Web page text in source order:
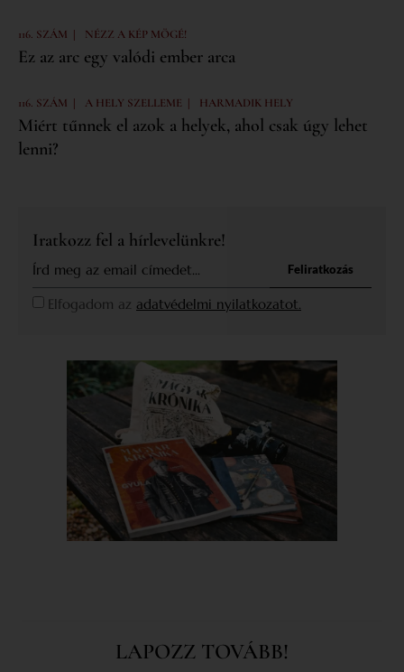
116. SZÁM | NÉZZ A KÉP MÖGÉ!
Ez az arc egy valódi ember arca
116. SZÁM | A HELY SZELLEME | HARMADIK HELY
Miért tűnnek el azok a helyek, ahol csak úgy lehet
lenni?
Iratkozz fel a hírlevelünkre!
Elfogadom az adatvédelmi nyilatkozatot.
Feliratkozás
LAPOZZ TOVÁBB!